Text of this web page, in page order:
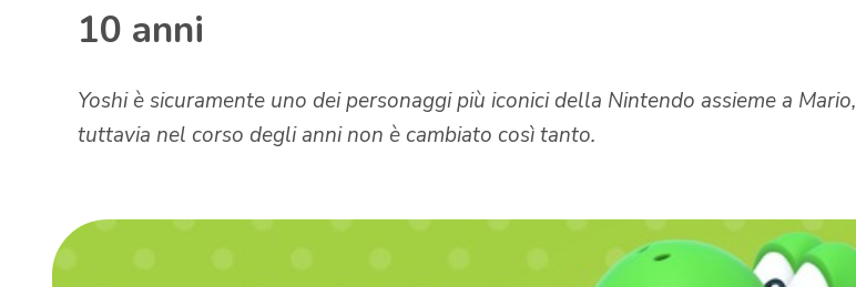
10 anni
Yoshi è sicuramente uno dei personaggi più iconici della Nintendo assieme a Mario,
tuttavia nel corso degli anni non è cambiato così tanto.